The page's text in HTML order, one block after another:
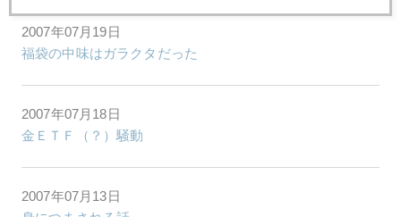
2007年07月19日
福袋の中味はガラクタだった
2007年07月18日
金ＥＴＦ（？）騒動
2007年07月13日